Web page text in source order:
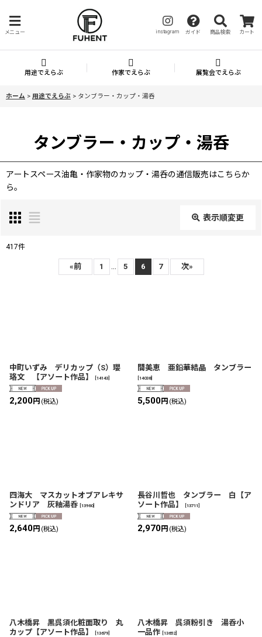
メニュー instagram ガイド 商品検索 カート
用途でえらぶ 作家でえらぶ 展覧会でえらぶ
ホーム > 用途でえらぶ > タンブラー・カップ・湯呑
タンブラー・カップ・湯呑
アートスペース油亀・作家物のカップ・湯呑の通信販売はこちらか
ら。
表示順変更
417件
«前 1 ... 5 6 7 次»
中町いずみ デリカップ（S）瓔
珞文 【アソート作品】
[14143]
2,200円 (税込)
間美恵 亜鉛華結晶 タンブラー
[14038]
5,500円 (税込)
四海大 マスカットオブアレキサ
ンドリア 灰釉湯呑
13960]
2,640円 (税込)
長谷川哲也 タンブラー 白【ア
ソート作品】
13711
2,970円 (税込)
八木橋昇 黒呉須化粧面取り 丸
カップ【アソート作品】
13679
八木橋昇 呉須粉引き 湯呑小
一品作
13652]